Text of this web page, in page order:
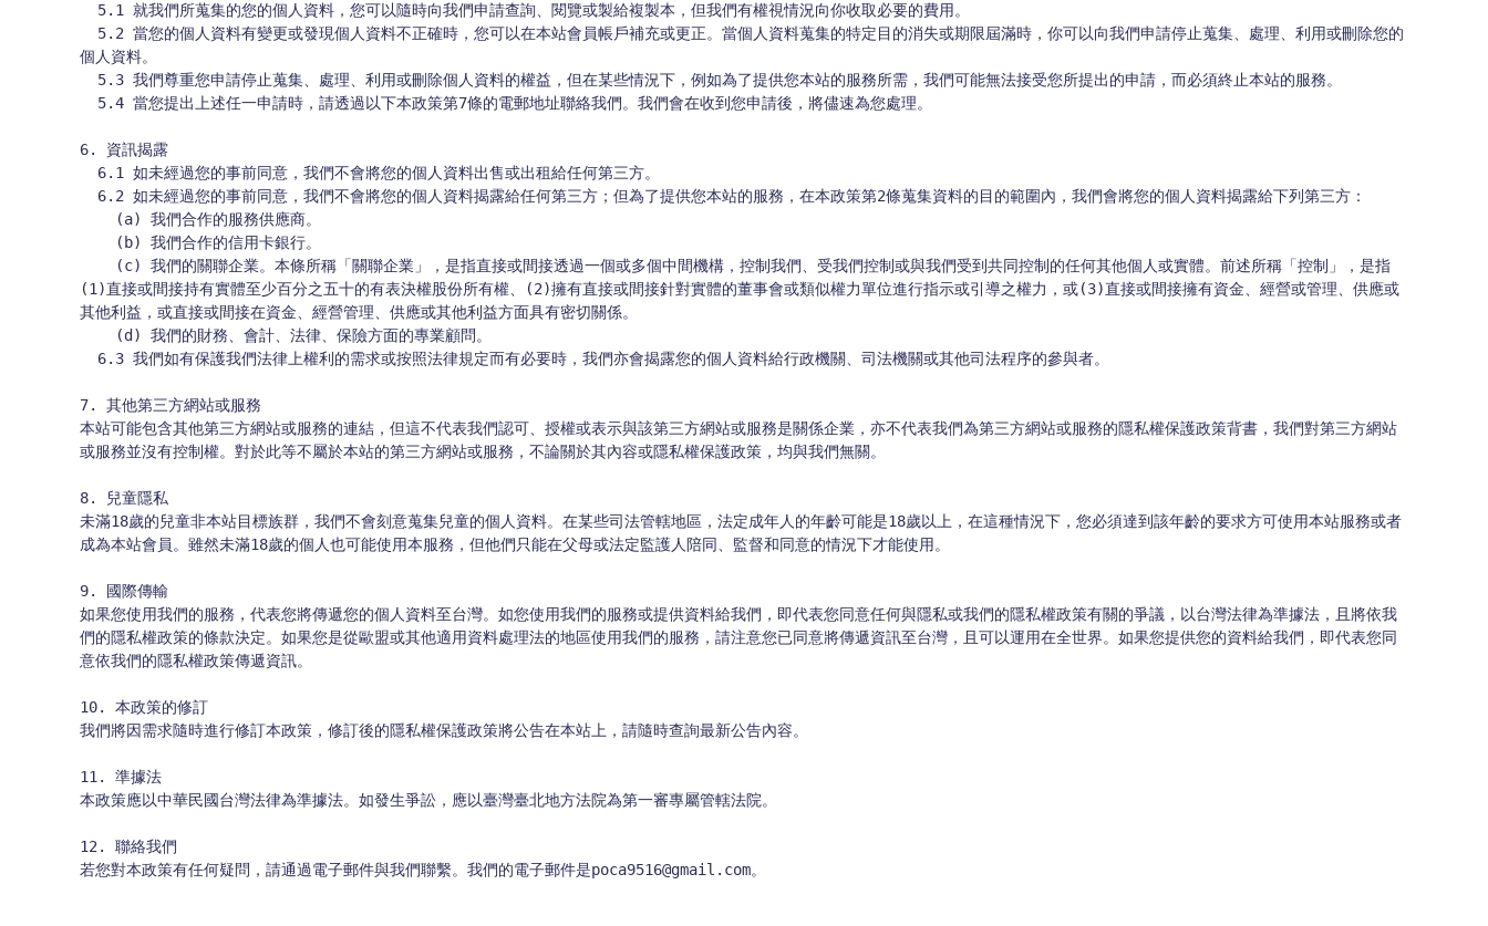
個人資料。
6. 資訊揭露
(1)直接或間接持有實體至少百分之五十的有表決權股份所有權、(2)擁有直接或間接針對實體的董事會或類似權力單位進行指示或引導之權力，或(3)直接或間接擁有資金、經營或管理、供應或
其他利益，或直接或間接在資金、經營管理、供應或其他利益方面具有密切關係。
7. 其他第三方網站或服務
本站可能包含其他第三方網站或服務的連結，但這不代表我們認可、授權或表示與該第三方網站或服務是關係企業，亦不代表我們為第三方網站或服務的隱私權保護政策背書，我們對第三方網站
或服務並沒有控制權。對於此等不屬於本站的第三方網站或服務，不論關於其內容或隱私權保護政策，均與我們無關。
8. 兒童隱私
未滿18歲的兒童非本站目標族群，我們不會刻意蒐集兒童的個人資料。在某些司法管轄地區，法定成年人的年齡可能是18歲以上，在這種情況下，您必須達到該年齡的要求方可使用本站服務或者
成為本站會員。雖然未滿18歲的個人也可能使用本服務，但他們只能在父母或法定監護人陪同、監督和同意的情況下才能使用。
9. 國際傳輸
如果您使用我們的服務，代表您將傳遞您的個人資料至台灣。如您使用我們的服務或提供資料給我們，即代表您同意任何與隱私或我們的隱私權政策有關的爭議，以台灣法律為準據法，且將依我
們的隱私權政策的條款決定。如果您是從歐盟或其他適用資料處理法的地區使用我們的服務，請注意您已同意將傳遞資訊至台灣，且可以運用在全世界。如果您提供您的資料給我們，即代表您同
意依我們的隱私權政策傳遞資訊。
10. 本政策的修訂
我們將因需求隨時進行修訂本政策，修訂後的隱私權保護政策將公告在本站上，請隨時查詢最新公告內容。
11. 準據法
本政策應以中華民國台灣法律為準據法。如發生爭訟，應以臺灣臺北地方法院為第一審專屬管轄法院。
12. 聯絡我們
若您對本政策有任何疑問，請通過電子郵件與我們聯繫。我們的電子郵件是poca9516@gmail.com。